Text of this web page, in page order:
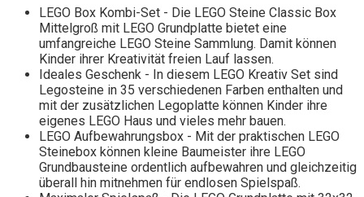
LEGO Box Kombi-Set - Die LEGO Steine Classic Box
Mittelgroß mit LEGO Grundplatte bietet eine
umfangreiche LEGO Steine Sammlung. Damit können
Kinder ihrer Kreativität freien Lauf lassen.
Ideales Geschenk - In diesem LEGO Kreativ Set sind
Legosteine in 35 verschiedenen Farben enthalten und
mit der zusätzlichen Legoplatte können Kinder ihre
eigenes LEGO Haus und vieles mehr bauen.
LEGO Aufbewahrungsbox - Mit der praktischen LEGO
Steinebox können kleine Baumeister ihre LEGO
Grundbausteine ordentlich aufbewahren und gleichzeitig
überall hin mitnehmen für endlosen Spielspaß.